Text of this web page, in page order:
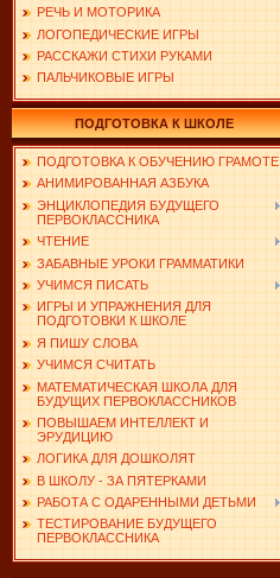
РЕЧЬ И МОТОРИКА
ЛОГОПЕДИЧЕСКИЕ ИГРЫ
РАССКАЖИ СТИХИ РУКАМИ
ПАЛЬЧИКОВЫЕ ИГРЫ
ПОДГОТОВКА К ШКОЛЕ
ПОДГОТОВКА К ОБУЧЕНИЮ ГРАМОТЕ
АНИМИРОВАННАЯ АЗБУКА
ЭНЦИКЛОПЕДИЯ БУДУЩЕГО
ПЕРВОКЛАССНИКА
ЧТЕНИЕ
ЗАБАВНЫЕ УРОКИ ГРАММАТИКИ
УЧИМСЯ ПИСАТЬ
ИГРЫ И УПРАЖНЕНИЯ ДЛЯ
ПОДГОТОВКИ К ШКОЛЕ
Я ПИШУ СЛОВА
УЧИМСЯ СЧИТАТЬ
МАТЕМАТИЧЕСКАЯ ШКОЛА ДЛЯ
БУДУЩИХ ПЕРВОКЛАССНИКОВ
ПОВЫШАЕМ ИНТЕЛЛЕКТ И
ЭРУДИЦИЮ
ЛОГИКА ДЛЯ ДОШКОЛЯТ
В ШКОЛУ - ЗА ПЯТЕРКАМИ
РАБОТА С ОДАРЕННЫМИ ДЕТЬМИ
ТЕСТИРОВАНИЕ БУДУЩЕГО
ПЕРВОКЛАССНИКА